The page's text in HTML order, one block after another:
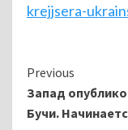
krejjsera-
Continue
Reading
Previous
Запад
Бучи.